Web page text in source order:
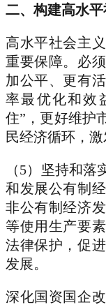
二、构建高水
高水平社会主
重要保障。必
加公平、更有
率最优化和效
住”，更好维护
民经济循环，
（5）坚持和
和发展公有制
非公有制经济
等使用生产要
法律保护，促
发展。
深化国资国企